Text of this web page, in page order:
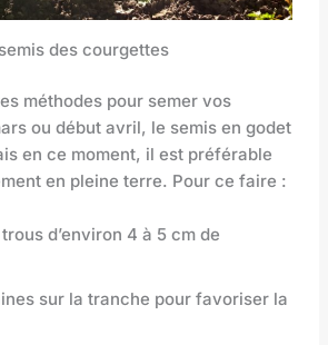
des courgettes
méthodes pour semer vos
ou début avril, le semis en godet
en ce moment, il est préférable
en pleine terre. Pour ce faire :
d’environ 4 à 5 cm de
sur la tranche pour favoriser la